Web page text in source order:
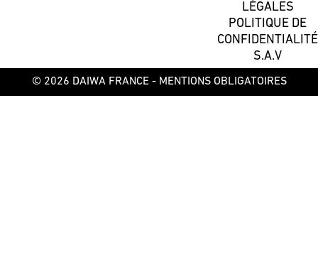
LÉGALES
POLITIQUE DE
CONFIDENTIALITÉ
S.A.V
© 2026 DAIWA FRANCE - MENTIONS OBLIGATOIRES